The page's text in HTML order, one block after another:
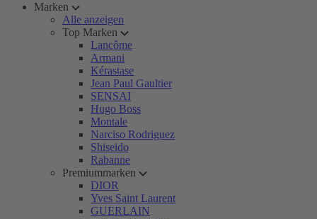
Marken
Alle anzeigen
Top Marken
Lancôme
Armani
Kérastase
Jean Paul Gaultier
SENSAI
Hugo Boss
Montale
Narciso Rodriguez
Shiseido
Rabanne
Premiummarken
DIOR
Yves Saint Laurent
GUERLAIN